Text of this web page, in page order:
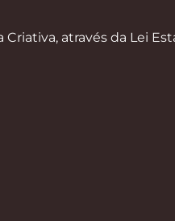
através da Lei